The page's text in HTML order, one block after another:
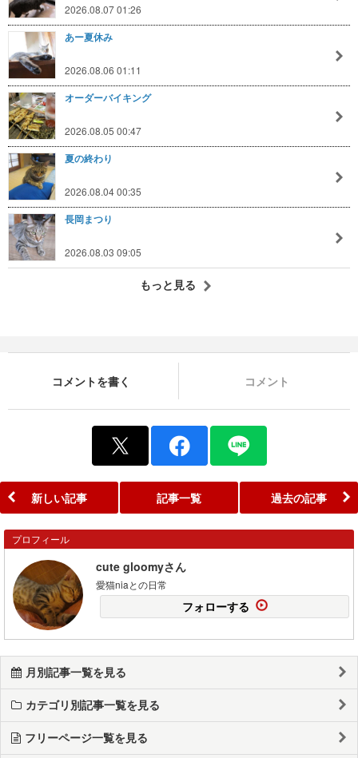
2026.08.07 01:26
あー夏休み
2026.08.06 01:11
オーダーバイキング
2026.08.05 00:47
夏の終わり
2026.08.04 00:35
長岡まつり
2026.08.03 09:05
もっと見る
コメントを書く コメント
新しい記事 記事一覧 過去の記事
プロフィール
cute gloomyさん
愛猫niaとの日常
フォローする
月別記事一覧を見る
カテゴリ別記事一覧を見る
フリーページ一覧を見る